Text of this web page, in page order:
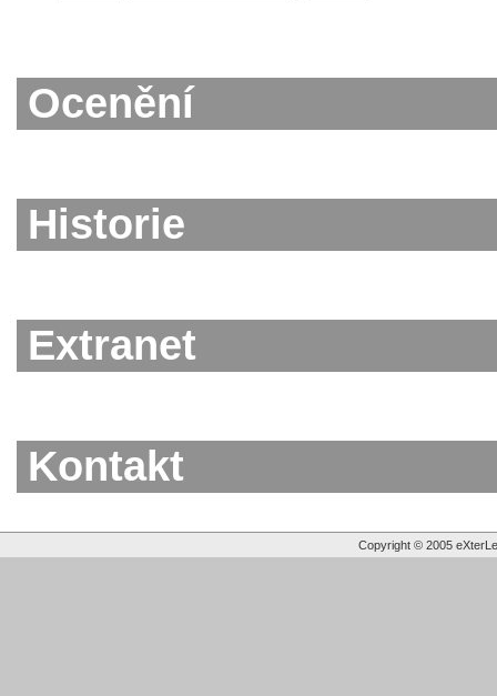
Ocenění
Historie
Extranet
Kontakt
Copyright © 2005